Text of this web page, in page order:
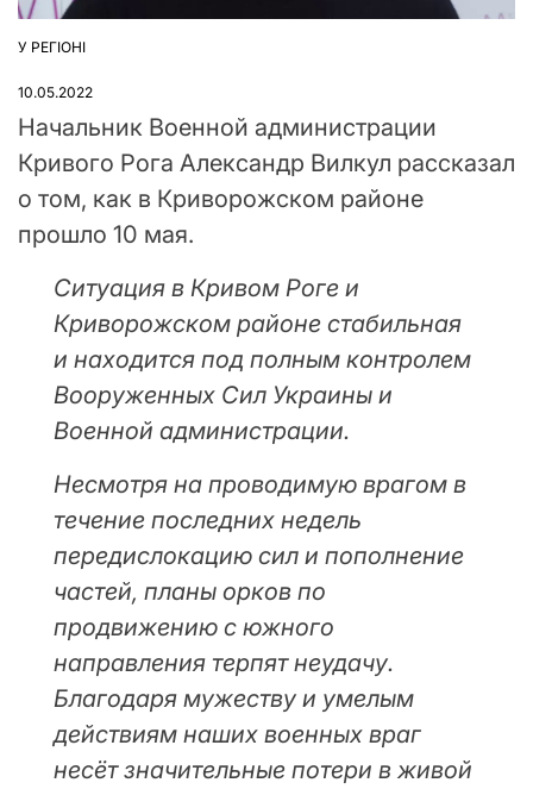
ОПУБЛІКУВАТИ
У РЕГІОНІ
10.05.2022
Начальник Военной администрации
Кривого Рога Александр Вилкул рассказал
о том, как в Криворожском районе
прошло 10 мая.
Ситуация в Кривом Роге и
Криворожском районе стабильная
и находится под полным контролем
Вооруженных Сил Украины и
Военной администрации.
Несмотря на проводимую врагом в
течение последних недель
передислокацию сил и пополнение
частей, планы орков по
продвижению с южного
направления терпят неудачу.
Благодаря мужеству и умелым
действиям наших военных враг
несёт значительные потери в живой